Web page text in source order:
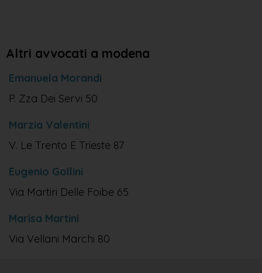
Altri avvocati a modena
Emanuela Morandi
P. Zza Dei Servi 50
Marzia Valentini
V. Le Trento E Trieste 87
Eugenio Gollini
Via Martiri Delle Foibe 65
Marisa Martini
Via Vellani Marchi 80